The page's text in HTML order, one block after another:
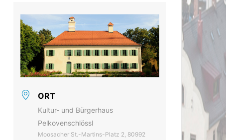
ORT
Kultur- und Bürgerhaus
Pelkovenschlössl
Moosacher St.-Martins-Platz 2, 80992